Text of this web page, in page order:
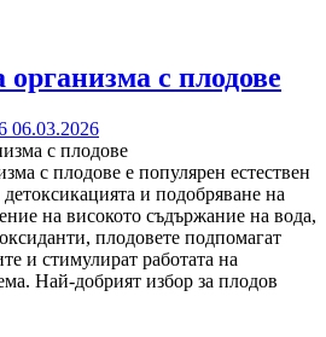
с плодове
06.03.2026
с плодове е популярен естествен
и подобряване на
на високото съдържание на вода,
плодовете подпомагат
и стимулират работата на
Най-добрият избор за плодов